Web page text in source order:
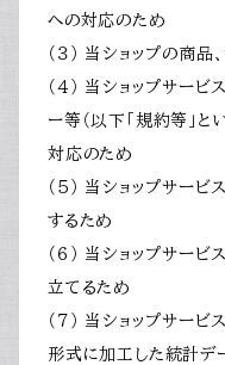
への対応のため
（３） 当ショップの商
（４） 当ショップサー
ー等（以下「規約等」
対応のため
（５） 当ショップサー
するため
（６） 当ショップサー
立てるため
（７） 当ショップサー
形式に加工した統計デ